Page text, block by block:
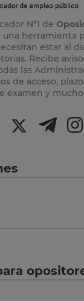
Nº1 de
una herramienta
estar al
Recibe
las
de acceso,
examen y mucho